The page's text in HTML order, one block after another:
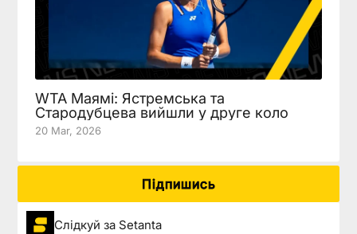
WTA Маямі: Ястремська та
Стародубцева вийшли у друге коло
20 Mar, 2026
Підпишись
Слідкуй за Setanta